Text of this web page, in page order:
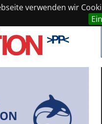
verwenden wir